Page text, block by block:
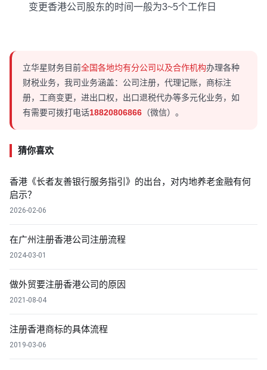
变更香港公司股东的时间一般为3~5个工作日
立华星财务目前全国各地均有分公司以及合作机构办理各种
财税业务，我司业务涵盖：公司注册，代理记账，商标注
册，工商变更，进出口权，出口退税代办等多元化业务，如
有需要可拨打电话18820806866 （微信）。
猜你喜欢
香港《长者友善银行服务指引》的出台，对内地养老金融有何
启示？
2026-02-06
在广州注册香港公司注册流程
2024-03-01
做外贸要注册香港公司的原因
2021-08-04
注册香港商标的具体流程
2019-03-06